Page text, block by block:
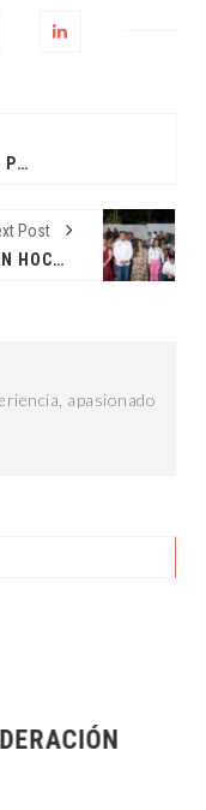
UNA FAMILIA UN ÁRBOL, POR EL FUTURO Y VIDA EN LA CIUDAD
Post
"ANDRES MANUEL" EN HOCTÚN
apasionado